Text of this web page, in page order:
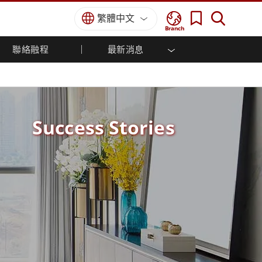
Branch
繁體中文
聯絡融程 最新消息
國防等級強固觸控筆記型電腦
國防等級強固型平板電腦
國防等級超強固型平板電腦
國防等級工業電腦
國防等級顯示器 / NVIS 顯示器
國防等級伺服器
地面控制站
船舶等級
船舶等級工業電腦
船舶等級顯示器
船舶等級嵌入式電腦
船舶解決方案
軍事國防解決方案
綠能減碳解決方案
金屬和採礦解決方案
專業認證／符合標準
Success Stories